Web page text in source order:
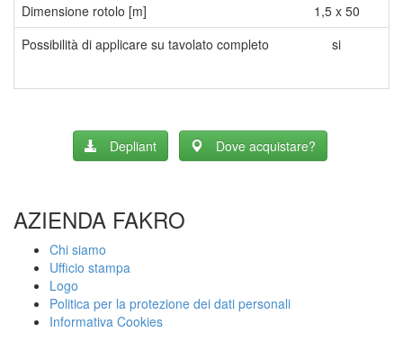
Dimensione rotolo [m]
1,5 x 50
Possibilità di applicare su tavolato completo
si
Depliant Dove acquistare?
AZIENDA FAKRO
Chi siamo
Ufficio stampa
Logo
Politica per la protezione dei dati personali
Informativa Cookies